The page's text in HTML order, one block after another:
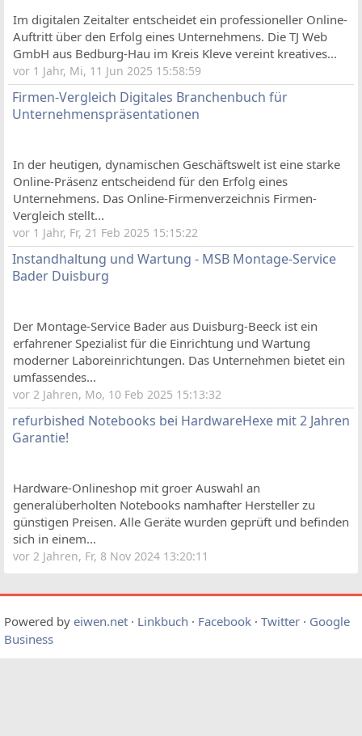
Im digitalen Zeitalter entscheidet ein professioneller Online-
Auftritt über den Erfolg eines Unternehmens. Die TJ Web
GmbH aus Bedburg-Hau im Kreis Kleve vereint kreatives...
vor 1 Jahr, Mi, 11 Jun 2025 15:58:59
Firmen-Vergleich Digitales Branchenbuch für
Unternehmenspräsentationen
In der heutigen, dynamischen Geschäftswelt ist eine starke
Online-Präsenz entscheidend für den Erfolg eines
Unternehmens. Das Online-Firmenverzeichnis Firmen-
Vergleich stellt...
vor 1 Jahr, Fr, 21 Feb 2025 15:15:22
Instandhaltung und Wartung - MSB Montage-Service
Bader Duisburg
Der Montage-Service Bader aus Duisburg-Beeck ist ein
erfahrener Spezialist für die Einrichtung und Wartung
moderner Laboreinrichtungen. Das Unternehmen bietet ein
umfassendes...
vor 2 Jahren, Mo, 10 Feb 2025 15:13:32
refurbished Notebooks bei HardwareHexe mit 2 Jahren
Garantie!
Hardware-Onlineshop mit groer Auswahl an
generalüberholten Notebooks namhafter Hersteller zu
günstigen Preisen. Alle Geräte wurden geprüft und befinden
sich in einem...
vor 2 Jahren, Fr, 8 Nov 2024 13:20:11
Powered by eiwen.net · Linkbuch · Facebook · Twitter · Google
Business